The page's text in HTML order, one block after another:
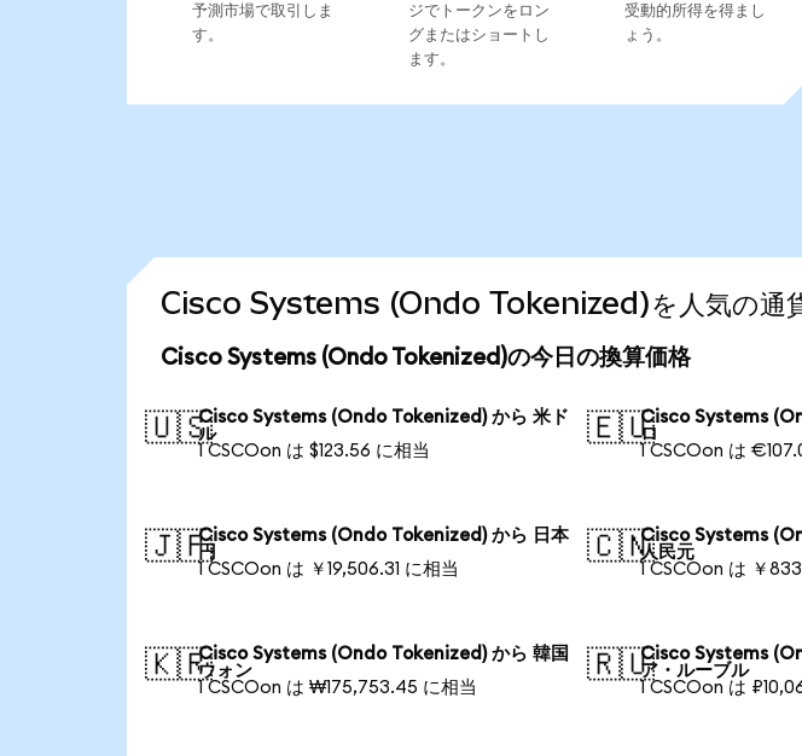
予測市場で取引しま
す。
ジでトークンをロン
グまたはショートし
ます。
受動的所得を得まし
ょう。
Cisco Systems (Ondo Tokenized)を人気の通貨
Cisco Systems (Ondo Tokenized)の今日の換算価格
🇺🇸Cisco Systems (Ondo Tokenized) から 米ド
ル
1 CSCOon は $123.56 に相当
🇪🇺Cisco Systems
ロ
1 CSCOon は
🇯🇵Cisco Systems (Ondo Tokenized) から 日本
円
1 CSCOon は ￥19,506.31 に相当
🇨🇳Cisco Systems
人民元
1 CSCOon は ￥
🇰🇷Cisco Systems (Ondo Tokenized) から 韓国
ウォン
1 CSCOon は ₩175,753.45 に相当
🇷🇺Cisco Systems
ア・ルーブル
1 CSCOon は